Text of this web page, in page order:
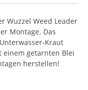
Wuzzel Weed Leader
Montage. Das
Kraut
getarnten Blei
herstellen!